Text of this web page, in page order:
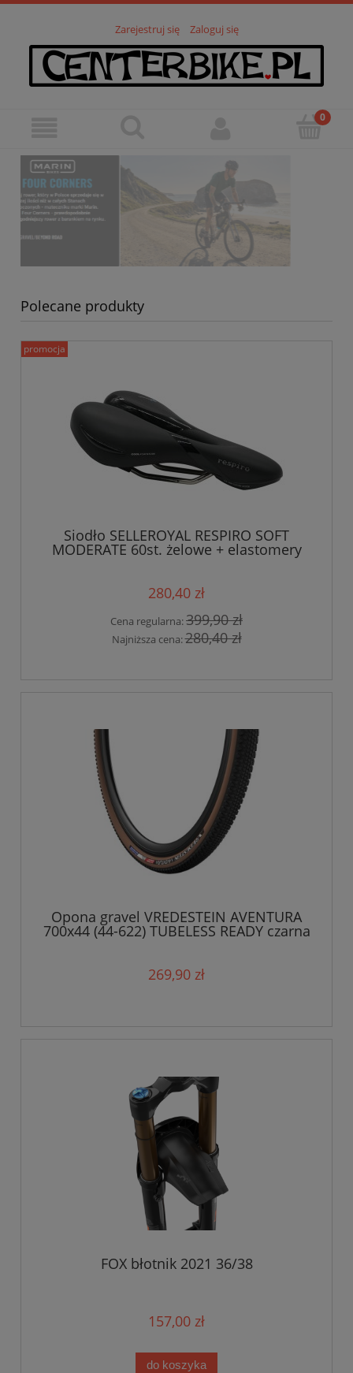
Zarejestruj się Zaloguj się
Polecane produkty
Siodło SELLEROYAL RESPIRO SOFT
MODERATE 60st. żelowe + elastomery
280,40 zł
Cena regularna:399,90 zł
Najniższa cena:280,40 zł
promocja
Opona gravel VREDESTEIN AVENTURA
700x44 (44-622) TUBELESS READY czarna
transparent
269,90 zł
FOX błotnik 2021 36/38
157,00 zł
do koszyka